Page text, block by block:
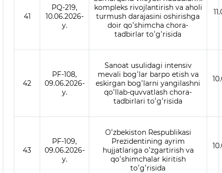
41
PQ-219,
10.06.2026-
y.
kompleks rivojlantirish va aholi
turmush darajasini oshirishga
doir qoʻshimcha chora-
tadbirlar toʻgʻrisida
42
PF-108,
09.06.2026-
y.
Sanoat usulidagi intensiv
mevali bogʻlar barpo etish va
eskirgan bogʻlarni yangilashni
qoʻllab-quvvatlash chora-
tadbirlari toʻgʻrisida
43
PF-109,
09.06.2026-
y.
Oʻzbekiston Respublikasi
Prezidentining ayrim
hujjatlariga oʻzgartirish va
qoʻshimchalar kiritish
toʻgʻrisida